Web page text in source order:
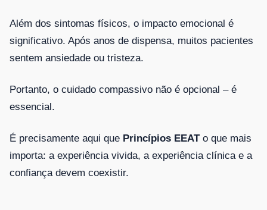
Além dos sintomas físicos, o impacto emocional é
significativo. Após anos de dispensa, muitos pacientes
sentem ansiedade ou tristeza.
Portanto, o cuidado compassivo não é opcional – é
essencial.
É precisamente aqui que Princípios EEATo que mais
importa: a experiência vivida, a experiência clínica e a
confiança devem coexistir.